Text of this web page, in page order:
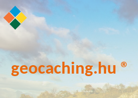
geocaching.hu ®